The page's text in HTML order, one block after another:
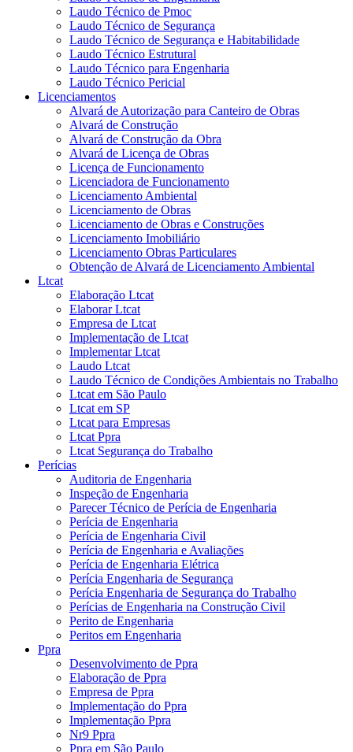
Laudo Técnico de Pmoc
Laudo Técnico de Segurança
Laudo Técnico de Segurança e Habitabilidade
Laudo Técnico Estrutural
Laudo Técnico para Engenharia
Laudo Técnico Pericial
Licenciamentos
Alvará de Autorização para Canteiro de Obras
Alvará de Construção
Alvará de Construção da Obra
Alvará de Licença de Obras
Licença de Funcionamento
Licenciadora de Funcionamento
Licenciamento Ambiental
Licenciamento de Obras
Licenciamento de Obras e Construções
Licenciamento Imobiliário
Licenciamento Obras Particulares
Obtenção de Alvará de Licenciamento Ambiental
Ltcat
Elaboração Ltcat
Elaborar Ltcat
Empresa de Ltcat
Implementação de Ltcat
Implementar Ltcat
Laudo Ltcat
Laudo Técnico de Condições Ambientais no Trabalho
Ltcat em São Paulo
Ltcat em SP
Ltcat para Empresas
Ltcat Ppra
Ltcat Segurança do Trabalho
Perícias
Auditoria de Engenharia
Inspeção de Engenharia
Parecer Técnico de Perícia de Engenharia
Perícia de Engenharia
Perícia de Engenharia Civil
Perícia de Engenharia e Avaliações
Perícia de Engenharia Elétrica
Perícia Engenharia de Segurança
Perícia Engenharia de Segurança do Trabalho
Perícias de Engenharia na Construção Civil
Perito de Engenharia
Peritos em Engenharia
Ppra
Desenvolvimento de Ppra
Elaboração de Ppra
Empresa de Ppra
Implementação do Ppra
Implementação Ppra
Nr9 Ppra
Ppra em São Paulo